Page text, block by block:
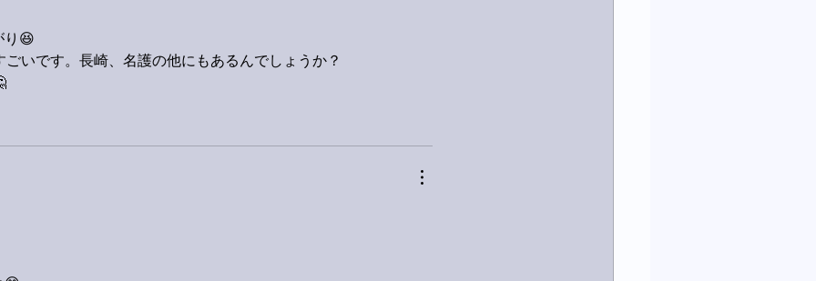
り😆
いです。長崎、名護の他にもあるんでしょうか？